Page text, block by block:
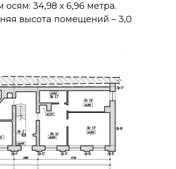
34,98 х 6,96 метра.
высота помещений – 3,0